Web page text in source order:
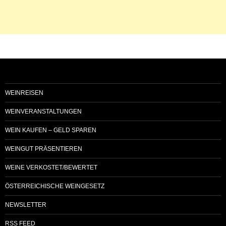
WEINREISEN
WEINVERANSTALTUNGEN
WEIN KAUFEN – GELD SPAREN
WEINGUT PRÄSENTIEREN
WEINE VERKOSTET/BEWERTET
ÖSTERREICHISCHE WEINGESETZ
NEWSLETTER
RSS FEED